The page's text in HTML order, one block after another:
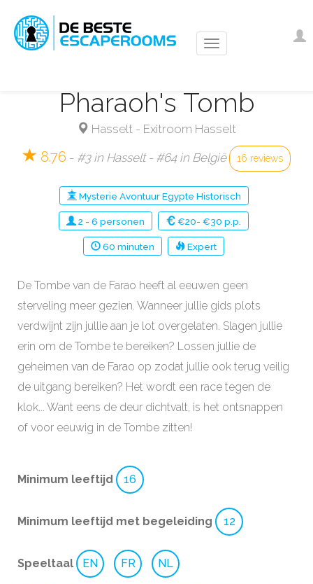
naar
Pharaoh's Tomb
Hasselt - Exitroom Hasselt
8.76 - #3 in Hasselt - #64 in België 16 reviews
Mysterie Avontuur Egypte Historisch
2 - 6 personen €20- €30 p.p.
60 minuten Expert
De Tombe van de Farao heeft al eeuwen geen
sterveling meer gezien. Wanneer jullie gids plots
verdwijnt zijn jullie aan je lot overgelaten. Slagen jullie
erin om de Tombe te bereiken? Lossen jullie de
geheimen van de Farao op zodat jullie ook terug veilig
de uitgang bereiken? Het wordt een race tegen de
klok... Want eens de deur dichtvalt, is het ontsnappen
of voor eeuwig in de Tombe zitten!
Minimum leeftijd 16
Minimum leeftijd met begeleiding 12
Speeltaal EN FR NL